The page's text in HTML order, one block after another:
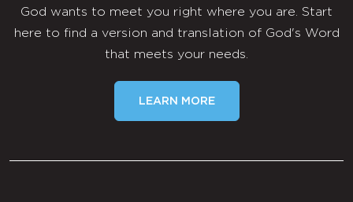
God wants to meet you right where you are. Start
here to find a version and translation of God's Word
that meets your needs.
LEARN MORE